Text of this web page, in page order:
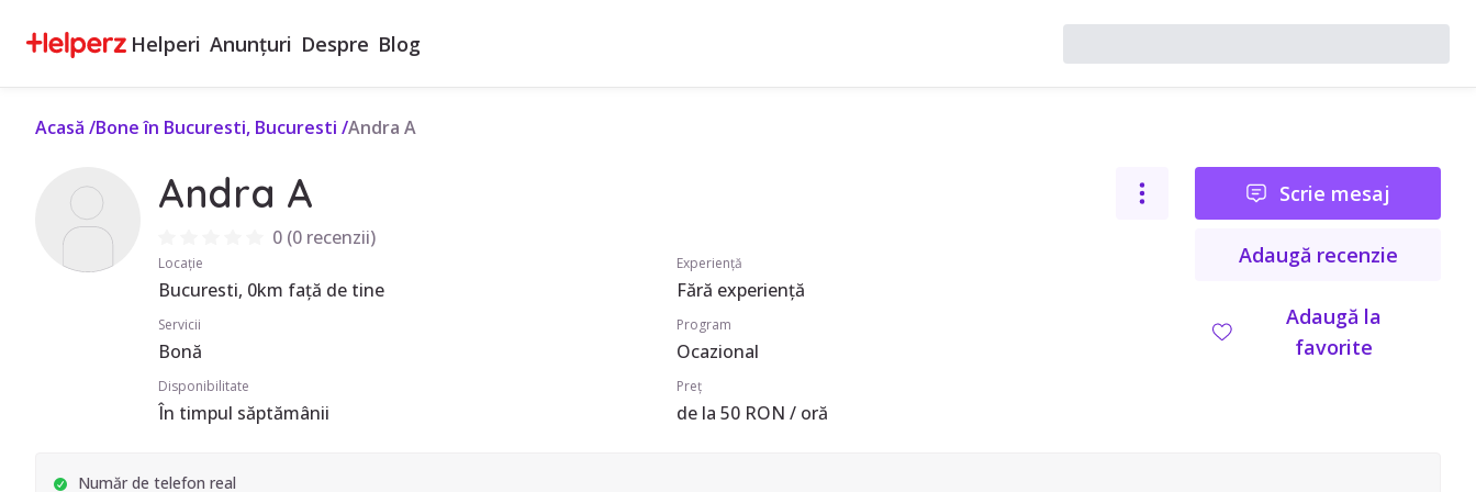
Helperi Anunțuri Despre Blog
Acasă /Bone în Bucuresti, Bucuresti /Andra A
Andra A
0(0 recenzii)
Locație
Bucuresti, 0km față de tine
Experiență
Fără experiență
Servicii
Bonă
Program
Ocazional
Disponibilitate
În timpul săptămânii
Preț
de la 50 RON / oră
Scrie mesaj
Adaugă recenzie
Adaugă la
favorite
Număr de telefon real